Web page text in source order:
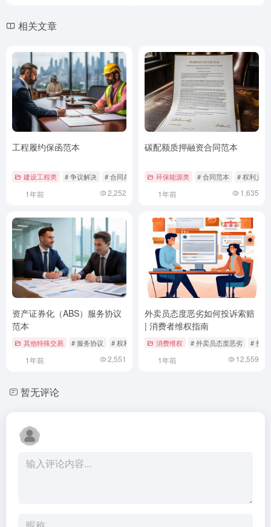
相关文章
工程履约保函范本
建设工程类 # 争议解决 # 合同条款 # 工程履约保函
1年前 2,252
碳配额质押融资合同范本
环保能源类 # 合同范本 # 权利义务
1年前 1,635
资产证券化（ABS）服务协议
范本
其他特殊交易 # 服务协议 # 权利义务 # 法律范本
1年前 2,551
外卖员态度恶劣如何投诉索赔
| 消费者维权指南
消费维权 # 外卖员态度恶劣 # 投诉
1年前 12,559
暂无评论